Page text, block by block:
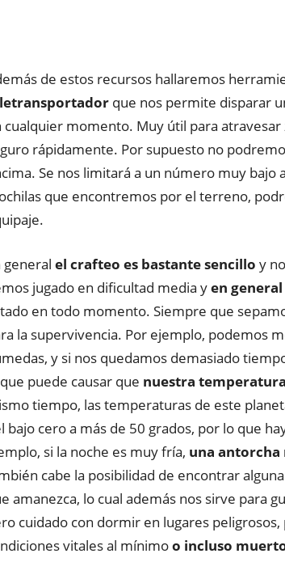
de estos recursos hallaremos
que nos permite disparar
cualquier momento. Muy útil para
rápidamente. Por supuesto no
Se nos limitará a un número muy bajo
que encontremos por el terreno,
general el crafteo es bastante sencillo y
jugado en dificultad media yen
en todo momento. Siempre que
la supervivencia. Por ejemplo, podemos
y si nos quedamos demasiado
puede causar que nuestra
tiempo, las temperaturas de este
bajo cero a más de 50 grados, por lo que
si la noche es muy fría, una antorcha
cabe la posibilidad de encontrar
amanezca, lo cual además nos sirve para
cuidado con dormir en lugares
vitales al mínimoo incluso